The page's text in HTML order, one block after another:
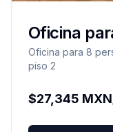
Oficina
Oficina para 8
piso 2
$27,345